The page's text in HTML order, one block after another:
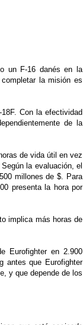
un F-16 danés en la
la misión es
Con la efectividad
de la
de vida útil en vez
la evaluación, el
millones de $. Para
presenta la hora por
implica más horas de
Eurofighter en 2.900
antes que Eurofighter
y que depende de los